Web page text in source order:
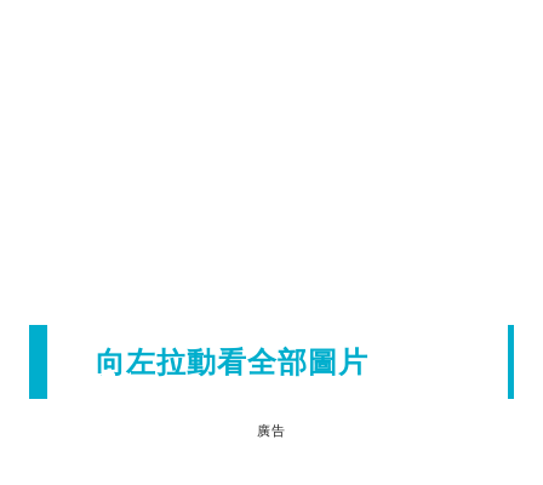
向左拉動看全部圖片
廣告